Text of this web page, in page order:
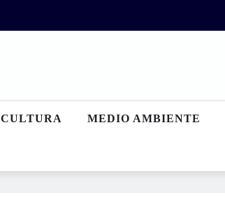
CULTURA MEDIO AMBIENTE